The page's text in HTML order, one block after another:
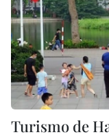
Turismo de